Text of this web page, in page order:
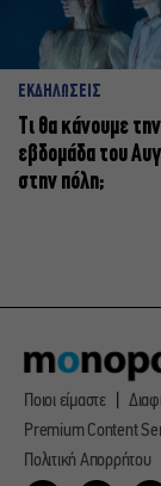
ΕΚΔΗΛΩΣΕΙΣ
Τι θα κάνουμε
εβδομάδα του
στην πόλη;
Ποιοι είμαστε
Premium Content
Πολιτική Απορρήτου